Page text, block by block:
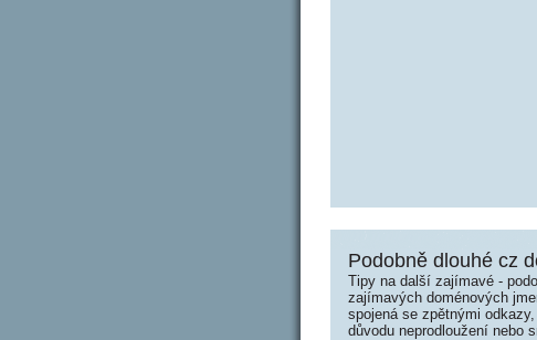
Podobně dlouhé cz
Tipy na další zajímavé -
zajímavých doménových
spojená se zpětnými
důvodu neprodloužení nebo